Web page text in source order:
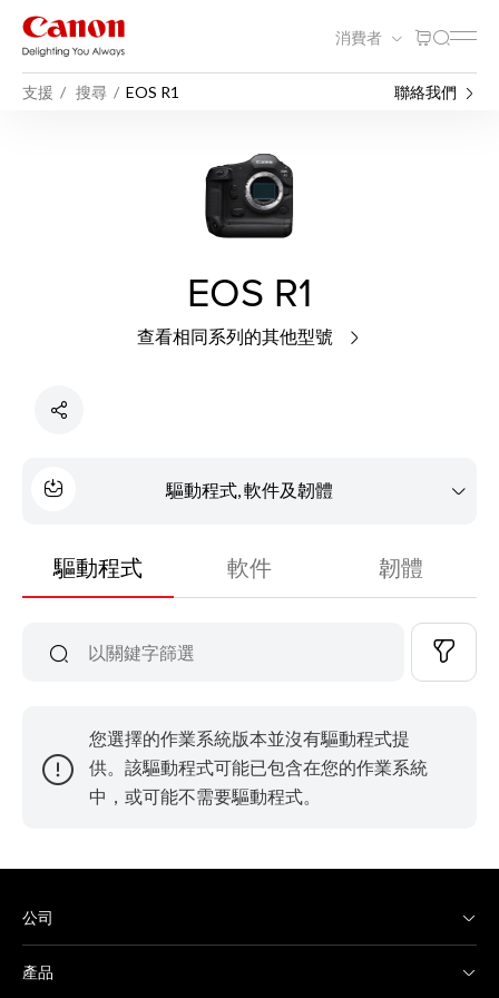
消費者
支援 搜尋 EOS R1 聯絡我們
EOS R1
查看相同系列的其他型號
驅動程式, 軟件及韌體
驅動程式 軟件 韌體
您選擇的作業系統版本並沒有驅動程式提
供。該驅動程式可能已包含在您的作業系統
中，或可能不需要驅動程式。
公司
產品